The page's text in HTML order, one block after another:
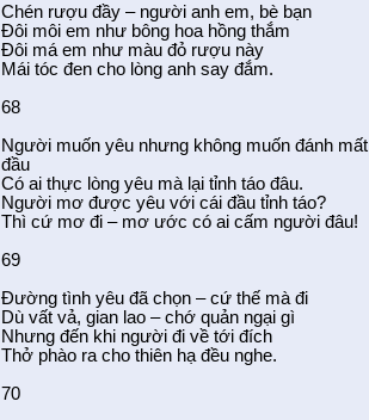
Chén rượu đầy – người anh em, bè bạn
Đôi môi em như bông hoa hồng thắm
Đôi má em như màu đỏ rượu này
Mái tóc đen cho lòng anh say đắm.
68
Người muốn yêu nhưng không muốn đánh mất
đầu
Có ai thực lòng yêu mà lại tỉnh táo đâu.
Người mơ được yêu với cái đầu tỉnh táo?
Thì cứ mơ đi – mơ ước có ai cấm người đâu!
69
Đường tình yêu đã chọn – cứ thế mà đi
Dù vất vả, gian lao – chớ quản ngại gì
Nhưng đến khi người đi về tới đích
Thở phào ra cho thiên hạ đều nghe.
70